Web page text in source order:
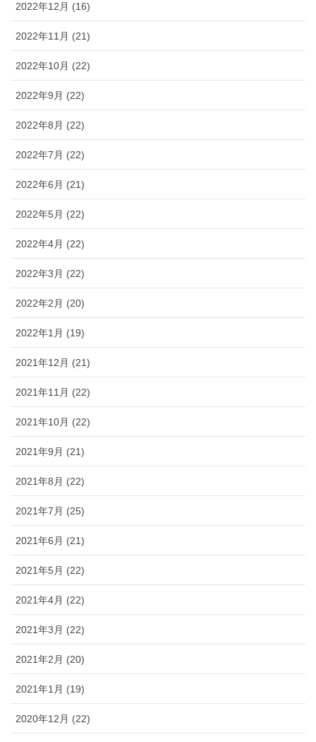
2022年12月 (16)
2022年11月 (21)
2022年10月 (22)
2022年9月 (22)
2022年8月 (22)
2022年7月 (22)
2022年6月 (21)
2022年5月 (22)
2022年4月 (22)
2022年3月 (22)
2022年2月 (20)
2022年1月 (19)
2021年12月 (21)
2021年11月 (22)
2021年10月 (22)
2021年9月 (21)
2021年8月 (22)
2021年7月 (25)
2021年6月 (21)
2021年5月 (22)
2021年4月 (22)
2021年3月 (22)
2021年2月 (20)
2021年1月 (19)
2020年12月 (22)